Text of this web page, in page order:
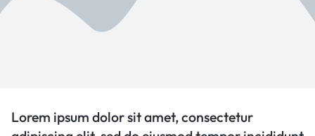
Lorem ipsum dolor sit amet, consectetur